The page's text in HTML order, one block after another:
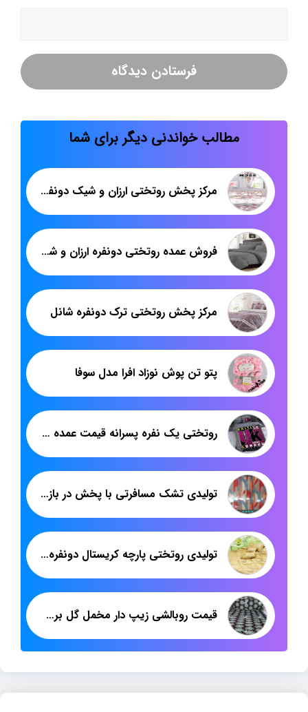
مطالب خواندنی دیگر برای شما
مرکز پخش روتختی ارزان و شیک دونفره سه بعدی
فروش عمده روتختی دونفره ارزان و شیک کتان
مرکز پخش روتختی ترک دونفره شانل
پتو تن پوش نوزاد افرا مدل سوفا
روتختی یک نفره پسرانه قیمت عمده تولیدی تهران
تولیدی تشک مسافرتی با پخش در بازار یزد
تولیدی روتختی پارچه کریستال دونفره با بهترین قیمت
قیمت روبالشی زیپ دار مخمل گل برجسته